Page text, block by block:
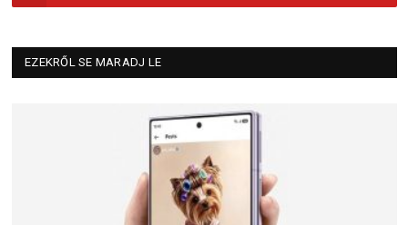
EZEKRŐL SE MARADJ LE